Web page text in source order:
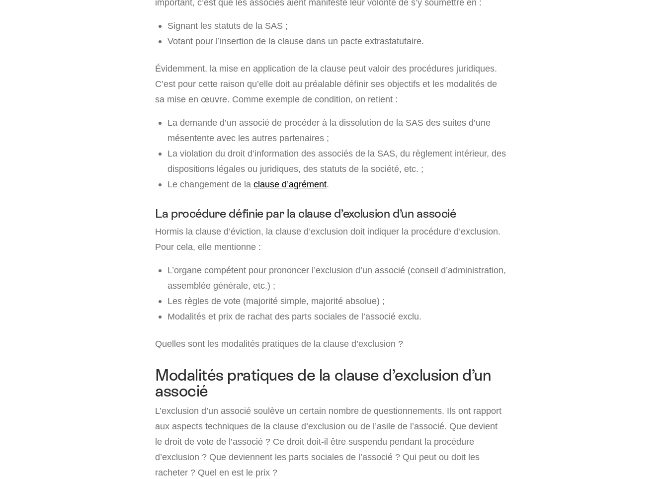
important, c’est que les associés aient manifesté leur volonté de s’y soumettre en :
Signant les statuts de la SAS ;
Votant pour l’insertion de la clause dans un pacte extrastatutaire.
Évidemment, la mise en application de la clause peut valoir des procédures juridiques.
C’est pour cette raison qu’elle doit au préalable définir ses objectifs et les modalités de
sa mise en œuvre. Comme exemple de condition, on retient :
La demande d’un associé de procéder à la dissolution de la SAS des suites d’une
mésentente avec les autres partenaires ;
La violation du droit d’information des associés de la SAS, du règlement intérieur, des
dispositions légales ou juridiques, des statuts de la société, etc. ;
Le changement de la clause d’agrément.
La procédure définie par la clause d’exclusion d’un associé
Hormis la clause d’éviction, la clause d’exclusion doit indiquer la procédure d’exclusion.
Pour cela, elle mentionne :
L’organe compétent pour prononcer l’exclusion d’un associé (conseil d’administration,
assemblée générale, etc.) ;
Les règles de vote (majorité simple, majorité absolue) ;
Modalités et prix de rachat des parts sociales de l’associé exclu.
Quelles sont les modalités pratiques de la clause d’exclusion ?
Modalités pratiques de la clause d’exclusion d’un
associé
L’exclusion d’un associé soulève un certain nombre de questionnements. Ils ont rapport
aux aspects techniques de la clause d’exclusion ou de l’asile de l’associé. Que devient
le droit de vote de l’associé ? Ce droit doit-il être suspendu pendant la procédure
d’exclusion ? Que deviennent les parts sociales de l’associé ? Qui peut ou doit les
racheter ? Quel en est le prix ?